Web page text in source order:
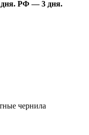
РФ — 3 дня.
чернила